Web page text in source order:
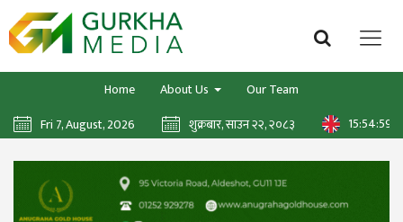
Home About Us
Our Team
Fri 7, August, 2026
शुक्रबार, साउन २२, २०८३ 15:55:00